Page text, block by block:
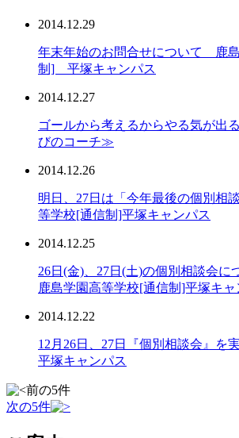
2014.12.29
年末年始のお問合せについて 鹿
制] 平塚キャンパス
2014.12.27
ゴールから考えるからやる気が出
びのコーチ≫
2014.12.26
明日、27日は「今年最後の個別相
等学校[通信制]平塚キャンパス
2014.12.25
26日(金)、27日(土)の個別相談会
鹿島学園高等学校[通信制]平塚キャ
2014.12.22
12月26日、27日『個別相談会』を
平塚キャンパス
前の5件
次の5件